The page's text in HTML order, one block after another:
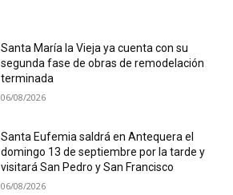
Santa María la Vieja ya cuenta con su
segunda fase de obras de remodelación
terminada
06/08/2026
Santa Eufemia saldrá en Antequera el
domingo 13 de septiembre por la tarde y
visitará San Pedro y San Francisco
06/08/2026